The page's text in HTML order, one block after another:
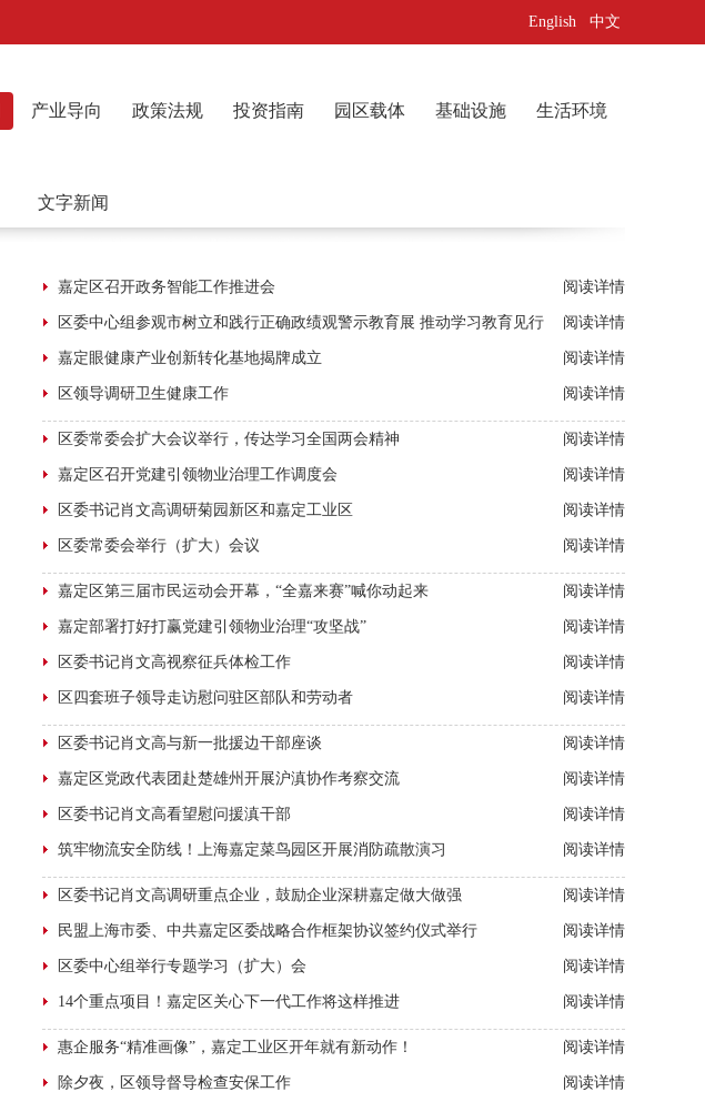
English 中文
产业导向 政策法规 投资指南 园区载体 基础设施 生活环境
文字新闻